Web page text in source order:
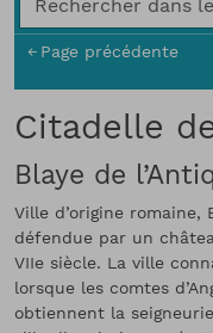
Page précédente
Citadelle
Blaye de
Ville d’origine romaine,
défendue par un
VIIe siècle. La ville
lorsque les comtes
obtiennent la